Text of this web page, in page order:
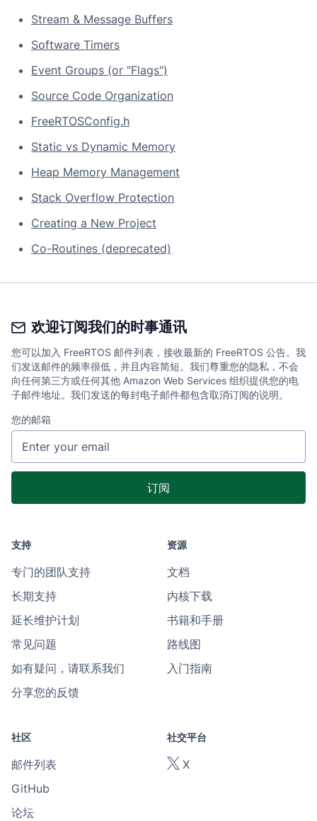
Stream & Message Buffers
Software Timers
Event Groups (or "Flags")
Source Code Organization
FreeRTOSConfig.h
Static vs Dynamic Memory
Heap Memory Management
Stack Overflow Protection
Creating a New Project
Co-Routines (deprecated)
欢迎订阅我们的时事通讯
您可以加入 FreeRTOS 邮件列表，接收最新的 FreeRTOS 公告。我
们发送邮件的频率很低，并且内容简短。我们尊重您的隐私，不会
向任何第三方或任何其他 Amazon Web Services 组织提供您的电
子邮件地址。我们发送的每封电子邮件都包含取消订阅的说明。
您的邮箱
支持
专门的团队支持
长期支持
延长维护计划
常见问题
如有疑问，请联系我们
分享您的反馈
资源
文档
内核下载
书籍和手册
路线图
入门指南
社区
邮件列表
GitHub
论坛
社交平台
X